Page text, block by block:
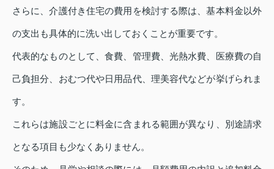
さらに、介護付き住宅の費用を検討する際は、基本料金以外
の支出も具体的に洗い出しておくことが重要です。
代表的なものとして、食費、管理費、光熱水費、医療費の自
己負担分、おむつ代や日用品代、理美容代などが挙げられま
す。
これらは施設ごとに料金に含まれる範囲が異なり、別途請求
となる項目も少なくありません。